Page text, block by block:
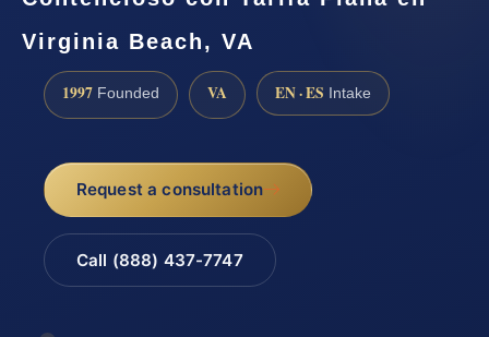
Virginia Beach, VA
1997 Founded VA EN · ES Intake
Request a consultation
Call (888) 437-7747